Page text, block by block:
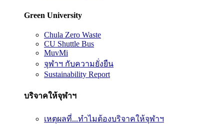
Green University
Chula Zero Waste
CU Shuttle Bus
MuvMi
จุฬาฯ กับความยั่งยืน
Sustainability Report
บริจาคให้จุฬาฯ
เหตุผลที่...ทำไมต้องบริจาคให้จุฬาฯ